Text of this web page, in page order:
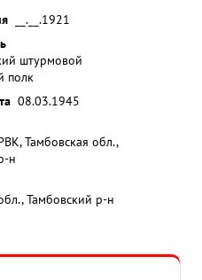
__.__.1921
штурмовой
полк
08.03.1945
Тамбовская обл.,
н
Тамбовский р-н